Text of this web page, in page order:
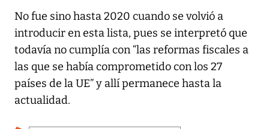
No fue sino hasta 2020 cuando se volvió a
introducir en esta lista, pues se interpretó que
todavía no cumplía con “las reformas fiscales a
las que se había comprometido con los 27
países de la UE” y allí permanece hasta la
actualidad.